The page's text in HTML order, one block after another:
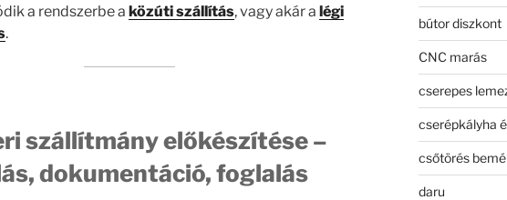
a rendszerbe a közúti szállítás, vagy akár a légi
.
szállítmány előkészítése –
dokumentáció, foglalás
bútor diszkont
CNC marás
cserepes
cserépkályha
csőtörés
daru